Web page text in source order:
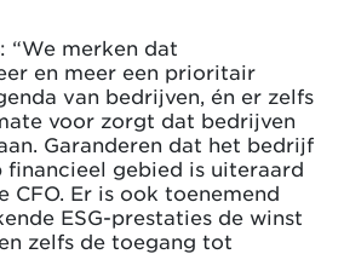
: “We merken dat
en meer een prioritair
van bedrijven, én er zelfs
voor zorgt dat bedrijven
Garanderen dat het bedrijf
gebied is uiteraard
CFO. Er is ook toenemend
ESG-prestaties de winst
zelfs de toegang tot